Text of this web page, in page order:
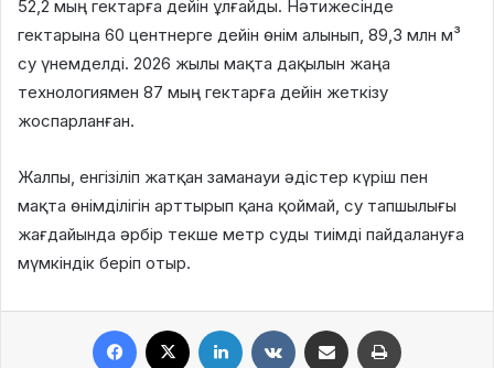
52,2 мың гектарға дейін ұлғайды. Нәтижесінде
гектарына 60 центнерге дейін өнім алынып, 89,3 млн м³
су үнемделді. 2026 жылы мақта дақылын жаңа
технологиямен 87 мың гектарға дейін жеткізу
жоспарланған.
Жалпы, енгізіліп жатқан заманауи әдістер күріш пен
мақта өнімділігін арттырып қана қоймай, су тапшылығы
жағдайында әрбір текше метр суды тиімді пайдалануға
мүмкіндік беріп отыр.